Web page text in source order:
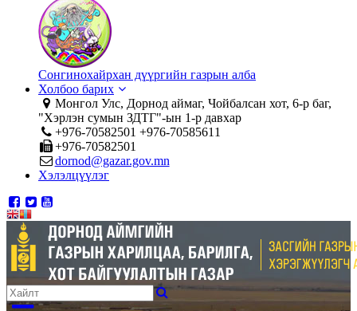
Сонгинохайрхан дүүргийн газрын алба
Холбоо барих
Монгол Улс, Дорнод аймаг, Чойбалсан хот, 6-р баг,
"Хэрлэн сумын ЗДТГ"-ын 1-р давхар
+976-70582501 +976-70585611
+976-70582501
dornod@gazar.gov.mn
Хэлэлцүүлэг